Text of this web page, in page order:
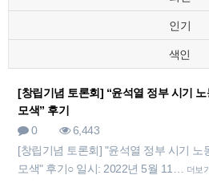
인기
색인
[창립기념 토론회] “윤석열 정부 시기
모색” 후기
0
6,443
[창립기념 토론회] "윤석열 정부 시기 노
모색" 후기○ 일시: 2022년 5월 11…
더보